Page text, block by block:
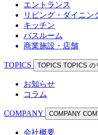
エントランス
リビング・ダイニン
キッチン
バスルーム
商業施設・店舗
TOPICS TOPICS TOPICS の
お知らせ
コラム
COMPANY COMPANY
会社概要